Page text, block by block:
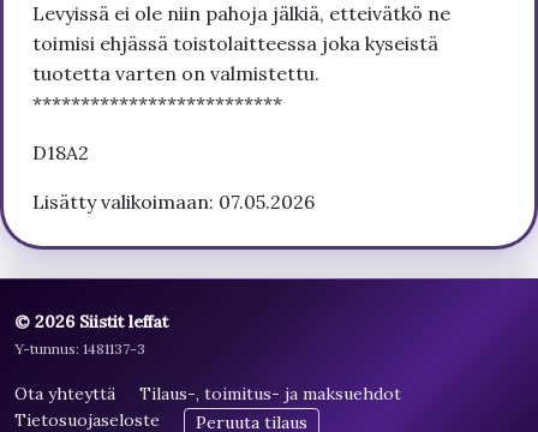
Levyissä ei ole niin pahoja jälkiä, etteivätkö ne
toimisi ehjässä toistolaitteessa joka kyseistä
tuotetta varten on valmistettu.
**************************
D18A2
Lisätty valikoimaan: 07.05.2026
© 2026 Siistit leffat
Y-tunnus: 1481137-3
Ota yhteyttä
Tilaus-, toimitus- ja maksuehdot
Tietosuojaseloste
Peruuta tilaus